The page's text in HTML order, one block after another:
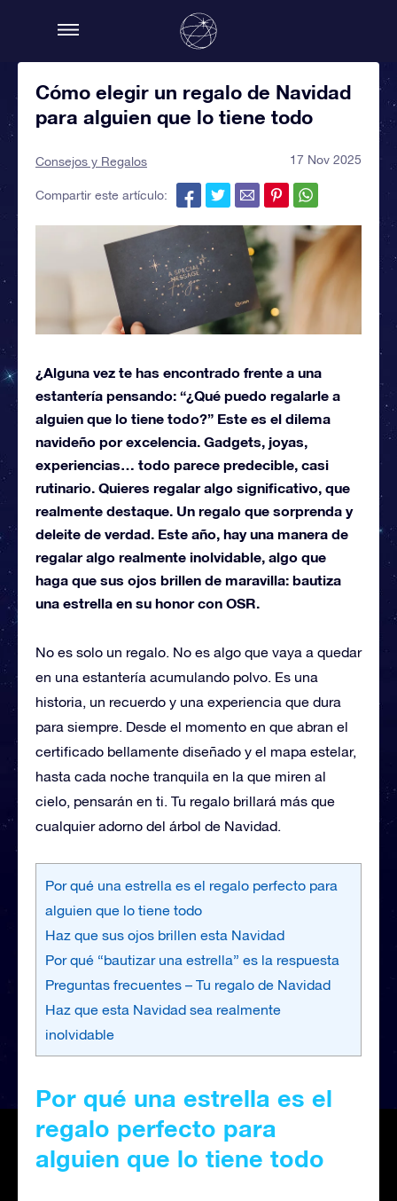
Cómo elegir un regalo de Navidad
para alguien que lo tiene todo
Consejos y Regalos 17 Nov 2025
Compartir este artículo:
¿Alguna vez te has encontrado frente a una
estantería pensando: “¿Qué puedo regalarle a
alguien que lo tiene todo?” Este es el dilema
navideño por excelencia. Gadgets, joyas,
experiencias… todo parece predecible, casi
rutinario. Quieres regalar algo significativo, que
realmente destaque. Un regalo que sorprenda y
deleite de verdad. Este año, hay una manera de
regalar algo realmente inolvidable, algo que
haga que sus ojos brillen de maravilla: bautiza
una estrella en su honor con OSR.
No es solo un regalo. No es algo que vaya a quedar
en una estantería acumulando polvo. Es una
historia, un recuerdo y una experiencia que dura
para siempre. Desde el momento en que abran el
certificado bellamente diseñado y el mapa estelar,
hasta cada noche tranquila en la que miren al
cielo, pensarán en ti. Tu regalo brillará más que
cualquier adorno del árbol de Navidad.
Por qué una estrella es el regalo perfecto para
alguien que lo tiene todo
Haz que sus ojos brillen esta Navidad
Por qué “bautizar una estrella” es la respuesta
Preguntas frecuentes – Tu regalo de Navidad
Haz que esta Navidad sea realmente
inolvidable
Por qué una estrella es el
regalo perfecto para
alguien que lo tiene todo